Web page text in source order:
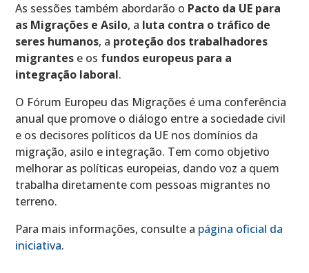
As sessões também abordarão o Pacto da UE para
as Migrações e Asilo, a luta contra o tráfico de
seres humanos, a proteção dos trabalhadores
migrantes e os fundos europeus para a
integração laboral.
O Fórum Europeu das Migrações é uma conferência
anual que promove o diálogo entre a sociedade civil
e os decisores políticos da UE nos domínios da
migração, asilo e integração. Tem como objetivo
melhorar as políticas europeias, dando voz a quem
trabalha diretamente com pessoas migrantes no
terreno.
Para mais informações, consulte a página oficial da
iniciativa.